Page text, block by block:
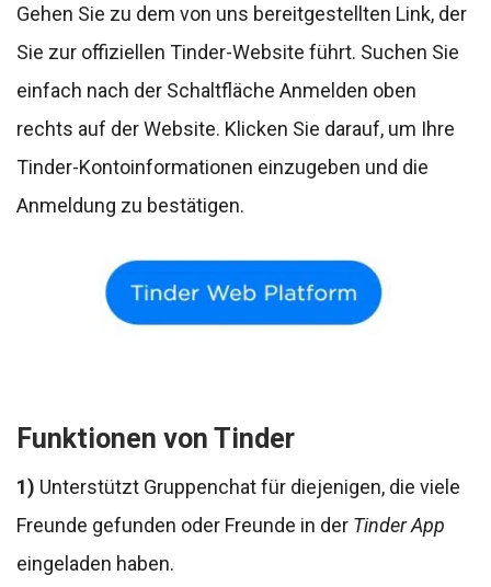
Gehen Sie zu dem von uns bereitgestellten Link, der
Sie zur offiziellen Tinder-Website führt. Suchen Sie
einfach nach der Schaltfläche Anmelden oben
rechts auf der Website. Klicken Sie darauf, um Ihre
Tinder-Kontoinformationen einzugeben und die
Anmeldung zu bestätigen.
Funktionen von Tinder
1) Unterstützt Gruppenchat für diejenigen, die viele
Freunde gefunden oder Freunde in der Tinder App
eingeladen haben.